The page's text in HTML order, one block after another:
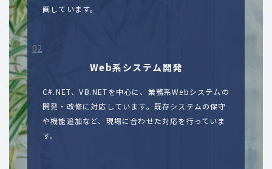
画しています。
Web系システム開発
C#.NET、VB.NETを中心に、業務系Webシステムの
開発・改修に対応しています。既存システムの保守
や機能追加など、現場に合わせた対応を行っていま
す。